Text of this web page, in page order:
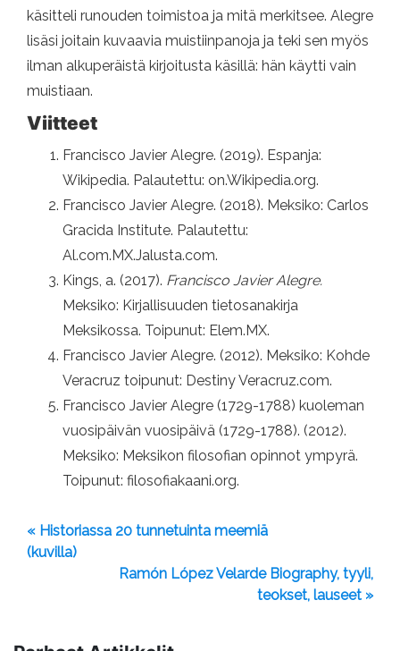
käsitteli runouden toimistoa ja mitä merkitsee. Alegre
lisäsi joitain kuvaavia muistiinpanoja ja teki sen myös
ilman alkuperäistä kirjoitusta käsillä: hän käytti vain
muistiaan.
Viitteet
Francisco Javier Alegre. (2019). Espanja:
Wikipedia. Palautettu: on.Wikipedia.org.
Francisco Javier Alegre. (2018). Meksiko: Carlos
Gracida Institute. Palautettu:
Al.com.MX.Jalusta.com.
Kings, a. (2017). Francisco Javier Alegre.
Meksiko: Kirjallisuuden tietosanakirja
Meksikossa. Toipunut: Elem.MX.
Francisco Javier Alegre. (2012). Meksiko: Kohde
Veracruz toipunut: Destiny Veracruz.com.
Francisco Javier Alegre (1729-1788) kuoleman
vuosipäivän vuosipäivä (1729-1788). (2012).
Meksiko: Meksikon filosofian opinnot ympyrä.
Toipunut: filosofiakaani.org.
« Historiassa 20 tunnetuinta meemiä
(kuvilla)
Ramón López Velarde Biography, tyyli,
teokset, lauseet »